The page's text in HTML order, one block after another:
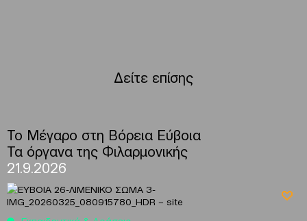
Δείτε επίσης
To Μέγαρο στη Βόρεια Εύβοια
Τα όργανα της Φιλαρμονικής
21.9.2026